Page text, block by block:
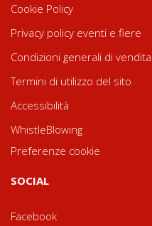
Cookie Policy
Privacy policy eventi e fiere
Condizioni generali di vendita
Termini di utilizzo del sito
Accessibilità
WhistleBlowing
Preferenze cookie
SOCIAL
Facebook